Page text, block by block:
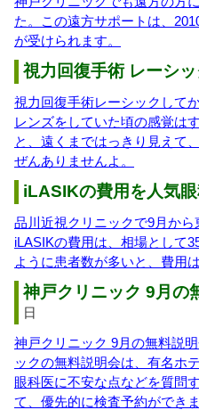
た。この遠方サポートは、
が受けられます。
視力回復手術 レーシ
視力回復手術レーシックして
レンズをしていた頃の感覚は
と、遠くまではっきり見えて
ぜんありませんよ。
iLASIKの費用を人気
品川近視クリニックで9月か
iLASIKの費用は、相場として
ように患者数が多いと、費用
神戸クリニック 9月の
日
神戸クリニック 9月の無料説
ックの無料説明会は、有名ホ
眼科医に不安な点などを質問
て、優先的に検査予約ができ